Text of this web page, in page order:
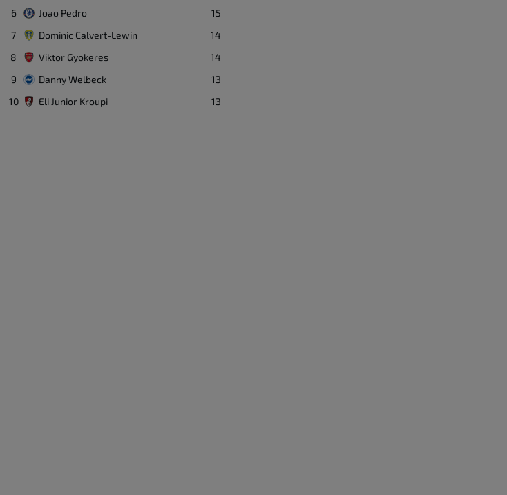
6
Joao Pedro
15
7
Dominic Calvert-Lewin
14
8
Viktor Gyokeres
14
9
Danny Welbeck
13
10
Eli Junior Kroupi 13